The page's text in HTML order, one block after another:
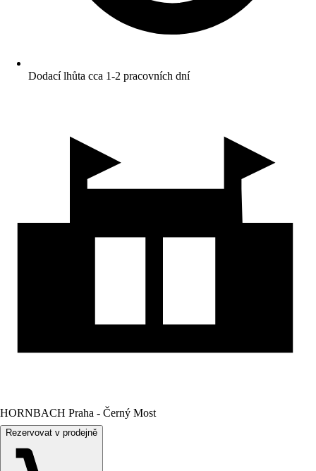
Dodací lhůta cca 1-2 pracovních dní
HORNBACH Praha - Černý Most
Rezervovat v prodejně